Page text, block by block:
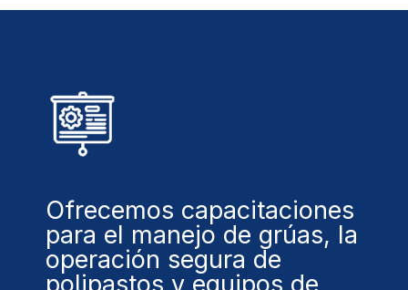
Ofrecemos capacitaciones
para el manejo de grúas, la
operación segura de